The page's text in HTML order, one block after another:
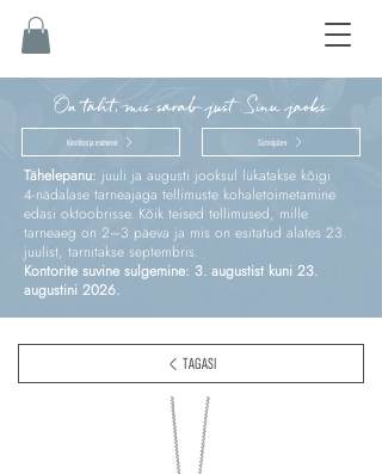
On täht, mis särab just Sinu jaoks
Kinnitus ja esimene Sünnipäev
Tähelepanu: juuli ja augusti jooksul lükatakse kõigi
4‑nädalase tarneajaga tellimuste kohaletoimetamine
edasi oktoobrisse. Kõik teised tellimused, mille
tarneaeg on 2–3 päeva ja mis on esitatud alates 23.
juulist, tarnitakse septembris.
Kontorite suvine sulgemine: 3. augustist kuni 23.
augustini 2026.
TAGASI